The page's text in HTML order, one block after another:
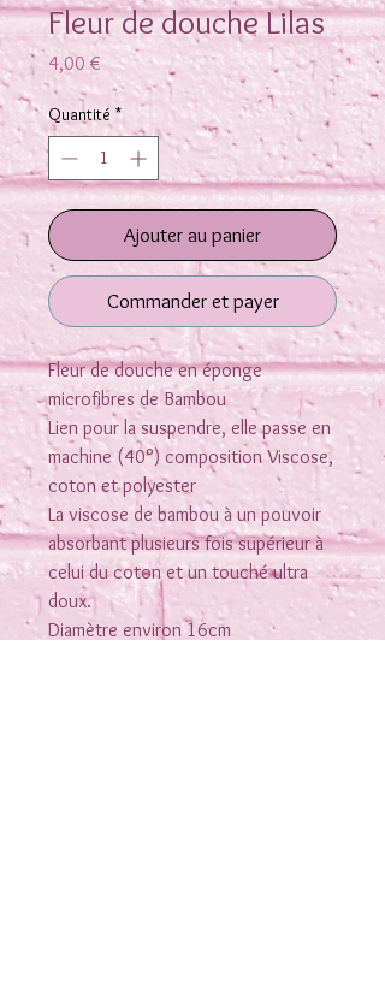
Fleur de douche Lilas
4,00 €Prix
Quantité *
Ajouter au panier
Commander et payer
Fleur de douche en éponge
microfibres de Bambou
Lien pour la suspendre, elle passe en
machine (40°) composition Viscose,
coton et polyester
La viscose de bambou à un pouvoir
absorbant plusieurs fois supérieur à
celui du coton et un touché ultra
doux.
Diamètre environ 16cm